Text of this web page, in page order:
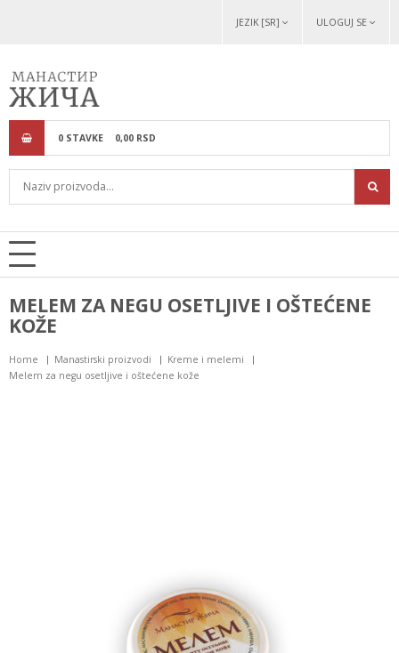
JEZIK [SR] ULOGUJ SE
0 STAVKE 0,00 RSD
MELEM ZA NEGU OSETLJIVE I OŠTEĆENE
KOŽE
Home Manastirski proizvodi
Kreme i melemi
Melem za negu osetljive i oštećene kože